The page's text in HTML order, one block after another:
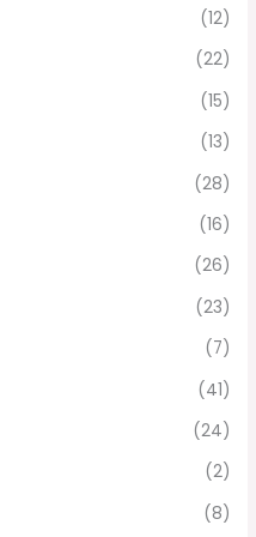
(12)
(22)
(15)
(13)
(28)
(16)
(26)
(23)
(7)
(41)
(24)
(2)
(8)